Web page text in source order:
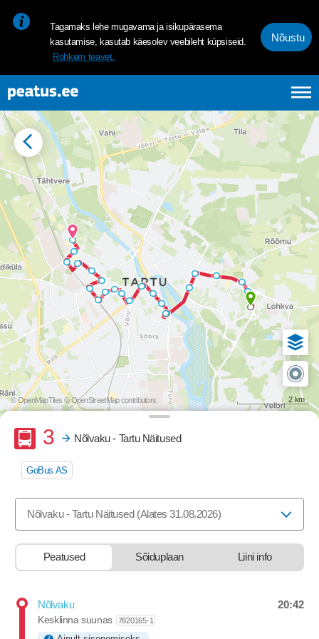
Tagamaks lehe mugavama ja isikupärasema
kasutamise, kasutab käesolev veebileht küpsiseid.
Rohkem teavet.
Nõustu
© OpenMapTiles © OpenStreetMap contributors 2 km
Buss
3 Nõlvaku - Tartu Näitused
GoBus AS
Nõlvaku - Tartu Näitused (Alates 31.08.2026)
Peatused Sõiduplaan Liini info
Nõlvaku Departure
20:42
Kesklinna suunas 7820165-1